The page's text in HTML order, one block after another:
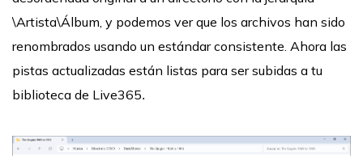
\Artista\Álbum, y podemos ver que los archivos han sido
renombrados usando un estándar consistente. Ahora las
pistas actualizadas están listas para ser subidas a tu
biblioteca de Live365.